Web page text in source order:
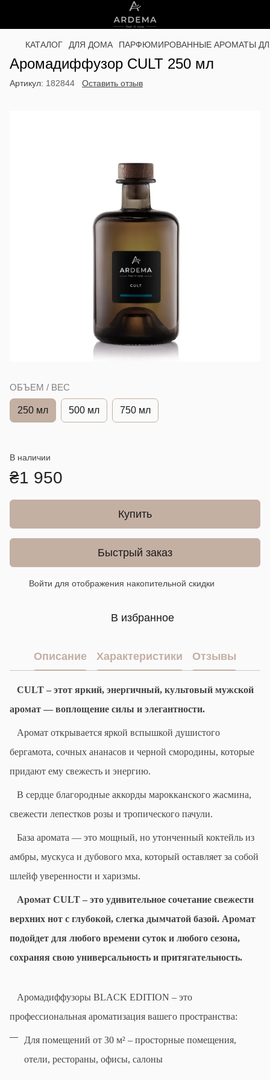
КАТАЛОГ ДЛЯ ДОМА ПАРФЮМИРОВАННЫЕ АРОМАТЫ
Аромадиффузор CULT 250 мл
Артикул: 182844 Оставить отзыв
ОБЪЕМ / ВЕС
250 мл 500 мл 750 мл
В наличии
₴1 950
Купить
Быстрый заказ
Войти для отображения накопительной скидки
В избранное
Описание Характеристики Отзывы
CULT – этот яркий, энергичный, культовый мужской
аромат — воплощение силы и элегантности.
Аромат открывается яркой вспышкой душистого
бергамота, сочных ананасов и черной смородины, которые
придают ему свежесть и энергию.
В сердце благородные аккорды марокканского жасмина,
свежести лепестков розы и тропического пачули.
База аромата — это мощный, но утонченный коктейль из
амбры, мускуса и дубового мха, который оставляет за собой
шлейф уверенности и харизмы.
Аромат CULT – это удивительное сочетание свежести
верхних нот с глубокой, слегка дымчатой базой. Аромат
подойдет для любого времени суток и любого сезона,
сохраняя свою универсальность и притягательность.
Аромадиффузоры BLACK EDITION – это
профессиональная ароматизация вашего пространства:
Для помещений от 30 м² – просторные помещения,
отели, рестораны, офисы, салоны